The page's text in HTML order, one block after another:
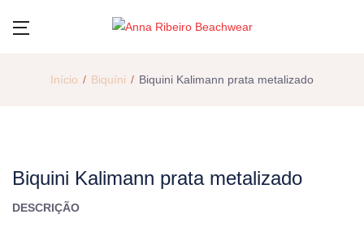
Início Biquíni Biquini Kalimann prata metalizado
Biquini Kalimann prata metalizado
DESCRIÇÃO